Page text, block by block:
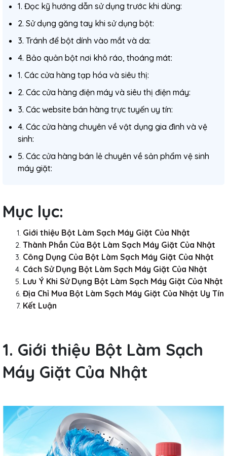
1. Đọc kỹ hướng dẫn sử dụng trước khi dùng:
2. Sử dụng găng tay khi sử dụng bột:
3. Tránh để bột dính vào mắt và da:
4. Bảo quản bột nơi khô ráo, thoáng mát:
1. Các cửa hàng tạp hóa và siêu thị:
2. Các cửa hàng điện máy và siêu thị điện máy:
3. Các website bán hàng trực tuyến uy tín:
4. Các cửa hàng chuyên về vật dụng gia đình và vệ
sinh:
5. Các cửa hàng bán lẻ chuyên về sản phẩm vệ sinh
máy giặt:
Mục lục:
Giới thiệu Bột Làm Sạch Máy Giặt Của Nhật
Thành Phần Của Bột Làm Sạch Máy Giặt Của Nhật
Công Dụng Của Bột Làm Sạch Máy Giặt Của Nhật
Cách Sử Dụng Bột Làm Sạch Máy Giặt Của Nhật
Lưu Ý Khi Sử Dụng Bột Làm Sạch Máy Giặt Của Nhật
Địa Chỉ Mua Bột Làm Sạch Máy Giặt Của Nhật Uy Tín
Kết Luận
1. Giới thiệu Bột Làm Sạch
Máy Giặt Của Nhật